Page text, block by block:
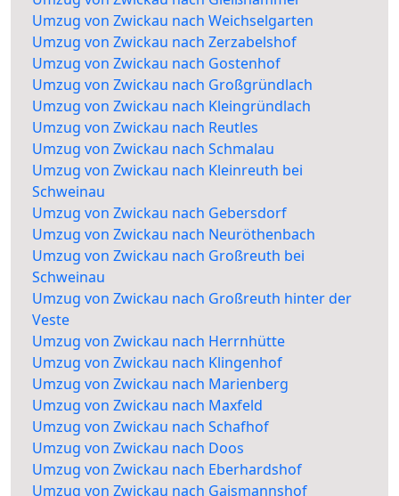
Umzug von Zwickau nach Weichselgarten
Umzug von Zwickau nach Zerzabelshof
Umzug von Zwickau nach Gostenhof
Umzug von Zwickau nach Großgründlach
Umzug von Zwickau nach Kleingründlach
Umzug von Zwickau nach Reutles
Umzug von Zwickau nach Schmalau
Umzug von Zwickau nach Kleinreuth bei
Schweinau
Umzug von Zwickau nach Gebersdorf
Umzug von Zwickau nach Neuröthenbach
Umzug von Zwickau nach Großreuth bei
Schweinau
Umzug von Zwickau nach Großreuth hinter der
Veste
Umzug von Zwickau nach Herrnhütte
Umzug von Zwickau nach Klingenhof
Umzug von Zwickau nach Marienberg
Umzug von Zwickau nach Maxfeld
Umzug von Zwickau nach Schafhof
Umzug von Zwickau nach Doos
Umzug von Zwickau nach Eberhardshof
Umzug von Zwickau nach Gaismannshof